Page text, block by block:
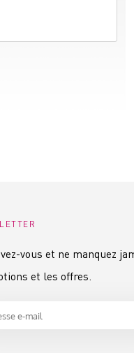
vous et ne manquez
et les offres.